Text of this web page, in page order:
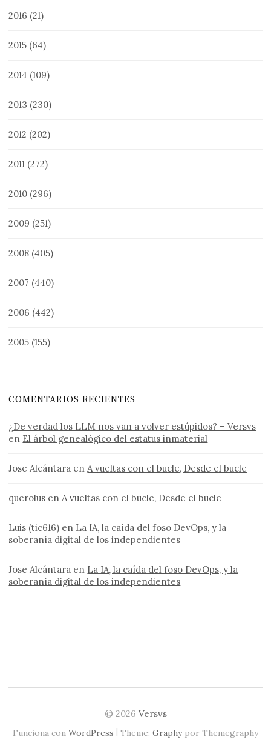
2016 (21)
2015 (64)
2014 (109)
2013 (230)
2012 (202)
2011 (272)
2010 (296)
2009 (251)
2008 (405)
2007 (440)
2006 (442)
2005 (155)
COMENTARIOS RECIENTES
¿De verdad los LLM nos van a volver estúpidos? – Versvs
en El árbol genealógico del estatus inmaterial
Jose Alcántara enA vueltas con el bucle, Desde el bucle
querolus enA vueltas con el bucle, Desde el bucle
Luis (tic616) en La IA, la caída del foso DevOps, y la
soberanía digital de los independientes
Jose Alcántara en La IA, la caída del foso DevOps, y la
soberanía digital de los independientes
© 2026 Versvs
Funciona con WordPress | Theme: Graphypor Themegraphy